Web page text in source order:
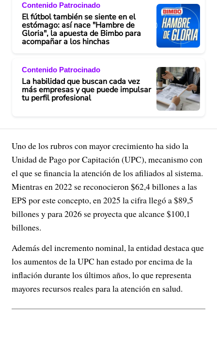
Contenido Patrocinado
El fútbol también se siente en el
estómago: así nace "Hambre de
Gloria", la apuesta de Bimbo para
acompañar a los hinchas
Contenido Patrocinado
La habilidad que buscan cada vez
más empresas y que puede impulsar
tu perfil profesional
Uno de los rubros con mayor crecimiento ha sido la
Unidad de Pago por Capitación (UPC), mecanismo con
el que se financia la atención de los afiliados al sistema.
Mientras en 2022 se reconocieron $62,4 billones a las
EPS por este concepto, en 2025 la cifra llegó a $89,5
billones y para 2026 se proyecta que alcance $100,1
billones.
Además del incremento nominal, la entidad destaca que
los aumentos de la UPC han estado por encima de la
inflación durante los últimos años, lo que representa
mayores recursos reales para la atención en salud.